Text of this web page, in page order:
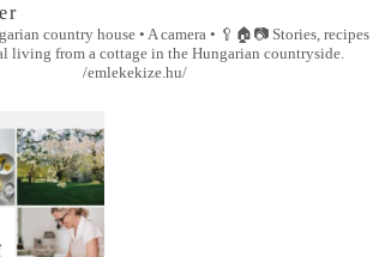
country house • A camera • 🥄🏠📷Stories, recipes
living from a cottage in the Hungarian countryside.
/emlekekize.hu/